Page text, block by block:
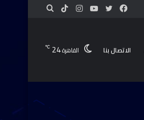
الاتصال بنا القاهرة24
℃